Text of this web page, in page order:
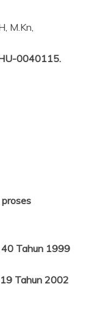
M.Kn,
0040115.
Tahun 1999
Tahun 2002